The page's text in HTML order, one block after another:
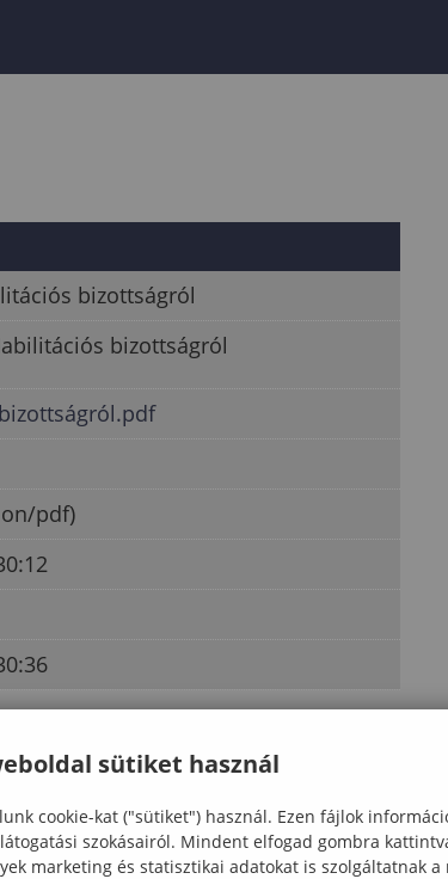
bizottságról
bizottságról
pdf)
sütiket használ
cookie-kat ("sütiket") használ. Ezen fájlok
szokásairól. Mindent elfogad gombra
marketing és statisztikai adatokat is szolgáltatnak